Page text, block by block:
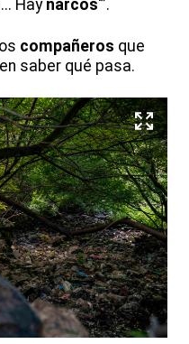
Haynarcos'”.
compañeros que
saber qué pasa.